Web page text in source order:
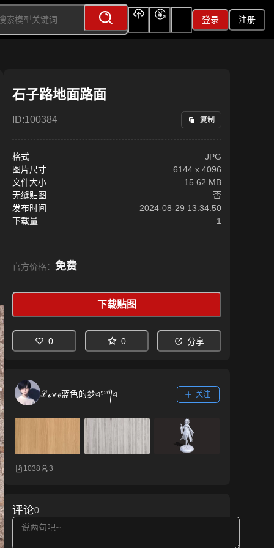
登录 注册
石子路地面路面
ID:100384 复制
格式
JPG
图片尺寸
6144 x 4096
文件大小
15.62 MB
无缝贴图
否
发布时间
2024-08-29 13:34:50
下载量
1
官方价格： 免费
下载贴图
0 0 分享
ℒℴѵℯ蓝色的梦এ⁵²º᭄এ 关注
1038 3
评论0